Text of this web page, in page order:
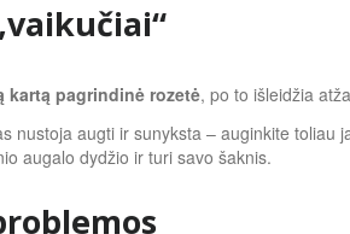
kartą pagrindinė rozetė, po to išleidžia
nustoja augti ir sunyksta – auginkite toliau
augalo dydžio ir turi savo šaknis.